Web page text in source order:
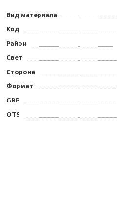
Вид материала
Код
Район
Свет
Сторона
Формат
GRP
OTS